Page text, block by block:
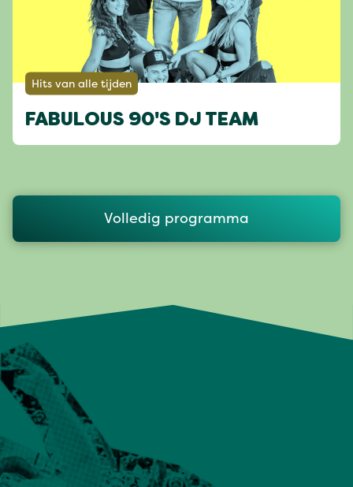
Hits van alle tijden
FABULOUS 90'S DJ TEAM
Volledig programma